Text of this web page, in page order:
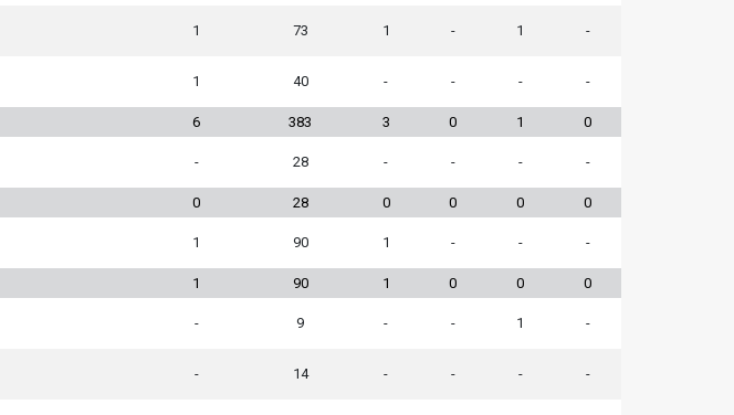
1 73 1 - 1 -
1 40 - - - -
6 383 3 0 1 0
- 28 - - - -
0 28 0 0 0 0
1 90 1 - - -
1 90 1 0 0 0
- 9 - - 1 -
- 14 - - - -